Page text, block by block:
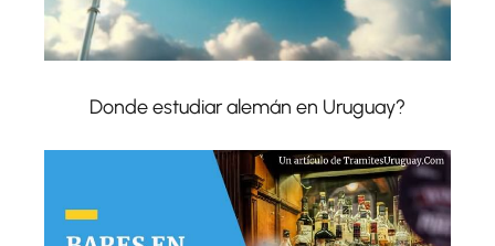
Donde estudiar alemán en Uruguay?